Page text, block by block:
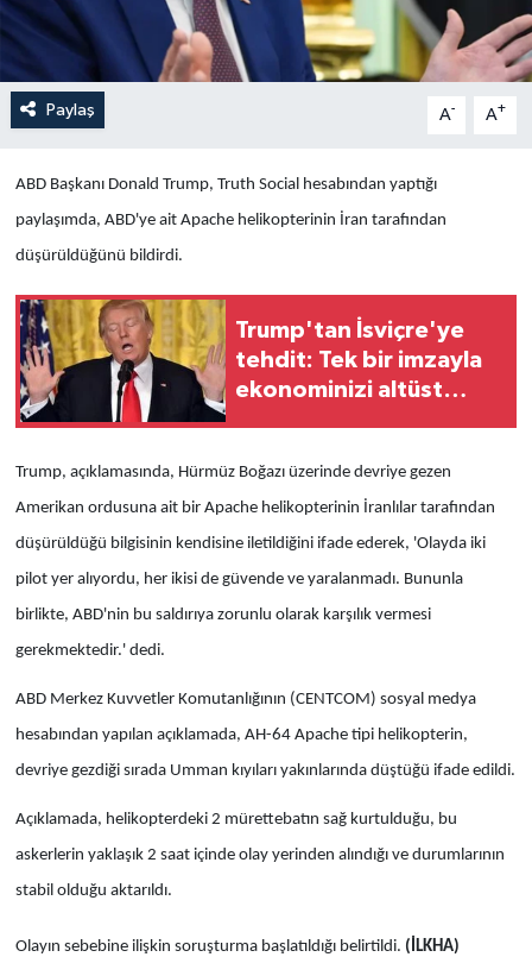
Paylaş A- A+
ABD Başkanı Donald Trump, Truth Social hesabından yaptığı
paylaşımda, ABD'ye ait Apache helikopterinin İran tarafından
düşürüldüğünü bildirdi.
Trump'tan İsviçre'ye
tehdit: Tek bir imzayla
ekonominizi altüst
Trump, açıklamasında, Hürmüz Boğazı üzerinde devriye gezen
Amerikan ordusuna ait bir Apache helikopterinin İranlılar tarafından
düşürüldüğü bilgisinin kendisine iletildiğini ifade ederek, 'Olayda iki
pilot yer alıyordu, her ikisi de güvende ve yaralanmadı. Bununla
birlikte, ABD'nin bu saldırıya zorunlu olarak karşılık vermesi
gerekmektedir.' dedi.
ABD Merkez Kuvvetler Komutanlığının (CENTCOM) sosyal medya
hesabından yapılan açıklamada, AH-64 Apache tipi helikopterin,
devriye gezdiği sırada Umman kıyıları yakınlarında düştüğü ifade edildi.
Açıklamada, helikopterdeki 2 mürettebatın sağ kurtulduğu, bu
askerlerin yaklaşık 2 saat içinde olay yerinden alındığı ve durumlarının
stabil olduğu aktarıldı.
Olayın sebebine ilişkin soruşturma başlatıldığı belirtildi. (İLKHA)
Eği̇ti̇m